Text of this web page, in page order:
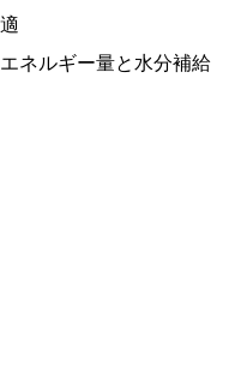
ネルギー量と水分補給